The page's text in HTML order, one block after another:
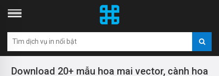
Download 20+ mẫu hoa mai vector, cành hoa